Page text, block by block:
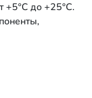
+5°C до +25°C.